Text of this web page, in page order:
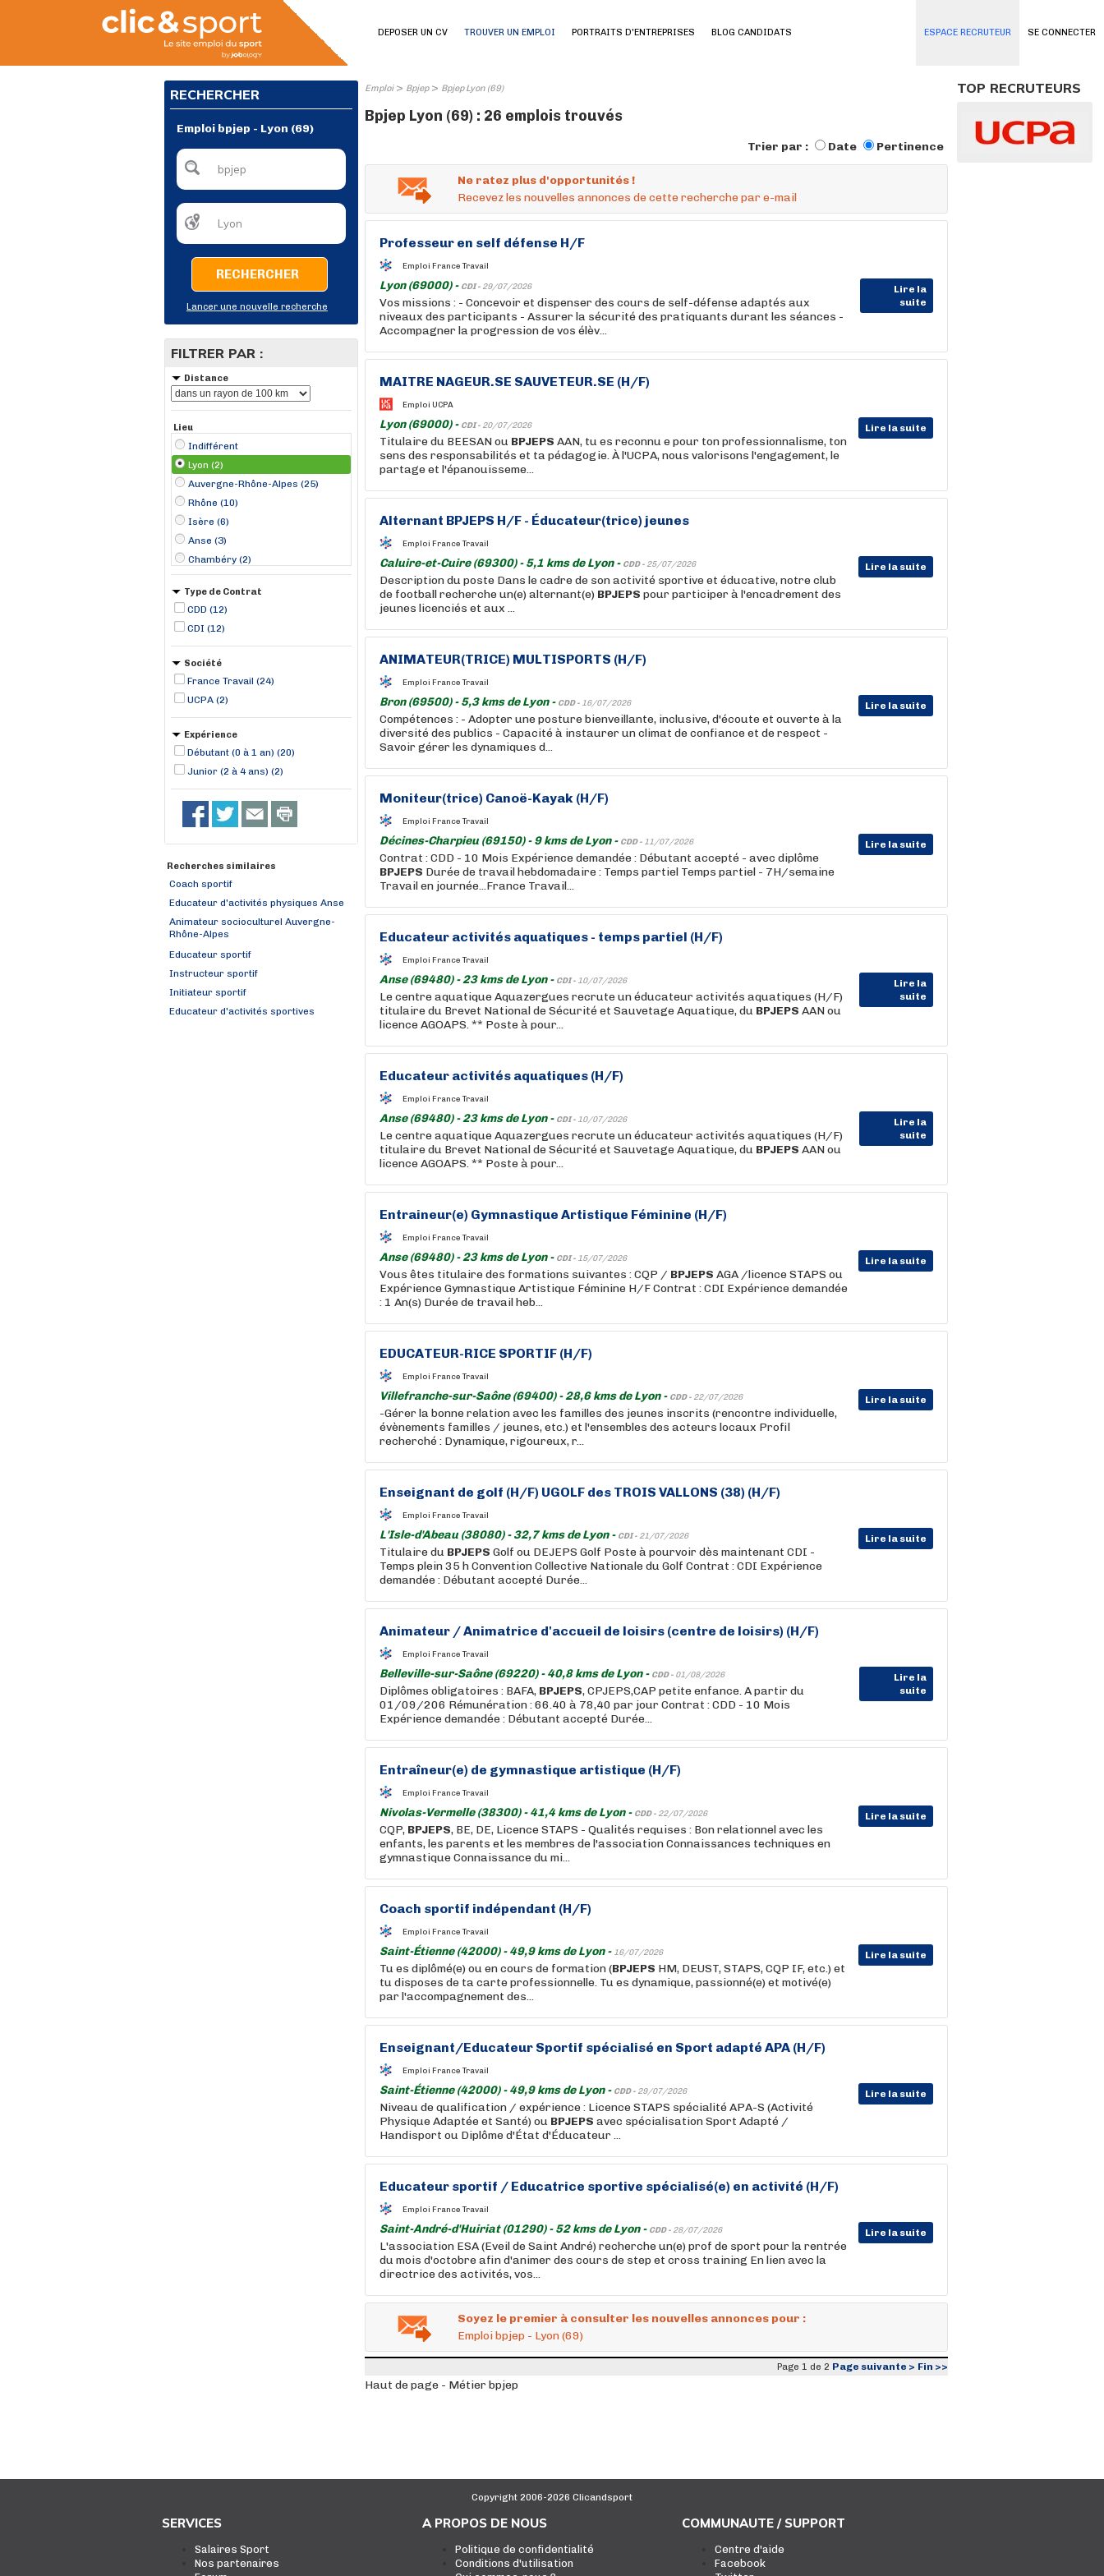
SE CONNECTER
DEPOSER UN CV TROUVER UN EMPLOI PORTRAITS D'ENTREPRISES BLOG CANDIDATS ESPACE RECRUTEUR
RECHERCHER
Emploi bpjep - Lyon (69)
RECHERCHER
Lancer une nouvelle recherche
FILTRER PAR :
Distance
Lieu
Indifférent
Lyon (2)
Auvergne-Rhône-Alpes (25)
Rhône (10)
Isère (6)
Anse (3)
Chambéry (2)
Saint-Étienne (2)
Bourgogne-Franche-Comté (1)
Aoste (1)
Belleville-sur-Saône (1)
Type de Contrat
CDD (12)
CDI (12)
Société
France Travail (24)
UCPA (2)
Expérience
Débutant (0 à 1 an) (20)
Junior (2 à 4 ans) (2)
Recherches similaires
Coach sportif
Educateur d'activités physiques Anse
Animateur socioculturel Auvergne-
Rhône-Alpes
Educateur sportif
Instructeur sportif
Initiateur sportif
Educateur d'activités sportives
Emploi> Bpjep> Bpjep Lyon (69)
Bpjep Lyon (69) : 26 emplois trouvés
Trier par : Date Pertinence
Ne ratez plus d'opportunités !
Recevez les nouvelles annonces de cette recherche par e-mail
Professeur en self défense H/F
Emploi France Travail
Lyon (69000) - CDI - 29/07/2026
Lire la
suite
Vos missions : - Concevoir et dispenser des cours de self-défense adaptés aux
niveaux des participants - Assurer la sécurité des pratiquants durant les séances -
Accompagner la progression de vos élèv...
MAITRE NAGEUR.SE SAUVETEUR.SE (H/F)
Emploi UCPA
Lyon (69000) - CDI - 20/07/2026 Lire la suite
Titulaire du BEESAN ou BPJEPS AAN, tu es reconnu e pour ton professionnalisme, ton
sens des responsabilités et ta pédagogie. À l'UCPA, nous valorisons l'engagement, le
partage et l'épanouisseme...
Alternant BPJEPS H/F - Éducateur(trice) jeunes
Emploi France Travail
Caluire-et-Cuire (69300) - 5,1 kms de Lyon - CDD - 25/07/2026 Lire la suite
Description du poste Dans le cadre de son activité sportive et éducative, notre club
de football recherche un(e) alternant(e) BPJEPS pour participer à l'encadrement des
jeunes licenciés et aux ...
ANIMATEUR(TRICE) MULTISPORTS (H/F)
Emploi France Travail
Bron (69500) - 5,3 kms de Lyon - CDD - 16/07/2026 Lire la suite
Compétences : - Adopter une posture bienveillante, inclusive, d'écoute et ouverte à la
diversité des publics - Capacité à instaurer un climat de confiance et de respect -
Savoir gérer les dynamiques d...
Moniteur(trice) Canoë-Kayak (H/F)
Emploi France Travail
Décines-Charpieu (69150) - 9 kms de Lyon - CDD - 11/07/2026 Lire la suite
Contrat : CDD - 10 Mois Expérience demandée : Débutant accepté - avec diplôme
BPJEPS Durée de travail hebdomadaire : Temps partiel Temps partiel - 7H/semaine
Travail en journée...France Travail...
Educateur activités aquatiques - temps partiel (H/F)
Emploi France Travail
Anse (69480) - 23 kms de Lyon - CDI - 10/07/2026
Lire la
suite
Le centre aquatique Aquazergues recrute un éducateur activités aquatiques (H/F)
titulaire du Brevet National de Sécurité et Sauvetage Aquatique, du BPJEPS AAN ou
licence AGOAPS. ** Poste à pour...
Educateur activités aquatiques (H/F)
Emploi France Travail
Anse (69480) - 23 kms de Lyon - CDI - 10/07/2026
Lire la
suite
Le centre aquatique Aquazergues recrute un éducateur activités aquatiques (H/F)
titulaire du Brevet National de Sécurité et Sauvetage Aquatique, du BPJEPS AAN ou
licence AGOAPS. ** Poste à pour...
Entraineur(e) Gymnastique Artistique Féminine (H/F)
Emploi France Travail
Anse (69480) - 23 kms de Lyon - CDI - 15/07/2026 Lire la suite
Vous êtes titulaire des formations suivantes : CQP / BPJEPS AGA /licence STAPS ou
Expérience Gymnastique Artistique Féminine H/F Contrat : CDI Expérience demandée
: 1 An(s) Durée de travail heb...
EDUCATEUR-RICE SPORTIF (H/F)
Emploi France Travail
Villefranche-sur-Saône (69400) - 28,6 kms de Lyon - CDD - 22/07/2026 Lire la suite
-Gérer la bonne relation avec les familles des jeunes inscrits (rencontre individuelle,
évènements familles / jeunes, etc.) et l'ensembles des acteurs locaux Profil
recherché : Dynamique, rigoureux, r...
Enseignant de golf (H/F) UGOLF des TROIS VALLONS (38) (H/F)
Emploi France Travail
L'Isle-d'Abeau (38080) - 32,7 kms de Lyon - CDI - 21/07/2026 Lire la suite
Titulaire du BPJEPS Golf ou DEJEPS Golf Poste à pourvoir dès maintenant CDI -
Temps plein 35 h Convention Collective Nationale du Golf Contrat : CDI Expérience
demandée : Débutant accepté Durée...
Animateur / Animatrice d'accueil de loisirs (centre de loisirs) (H/F)
Emploi France Travail
Belleville-sur-Saône (69220) - 40,8 kms de Lyon - CDD - 01/08/2026
Lire la
suite
Diplômes obligatoires : BAFA, BPJEPS, CPJEPS,CAP petite enfance. A partir du
01/09/206 Rémunération : 66.40 à 78,40 par jour Contrat : CDD - 10 Mois
Expérience demandée : Débutant accepté Durée...
Entraîneur(e) de gymnastique artistique (H/F)
Emploi France Travail
Nivolas-Vermelle (38300) - 41,4 kms de Lyon - CDD - 22/07/2026 Lire la suite
CQP, BPJEPS, BE, DE, Licence STAPS - Qualités requises : Bon relationnel avec les
enfants, les parents et les membres de l'association Connaissances techniques en
gymnastique Connaissance du mi...
Coach sportif indépendant (H/F)
Emploi France Travail
Saint-Étienne (42000) - 49,9 kms de Lyon - 16/07/2026 Lire la suite
Tu es diplômé(e) ou en cours de formation (BPJEPS HM, DEUST, STAPS, CQP IF, etc.) et
tu disposes de ta carte professionnelle. Tu es dynamique, passionné(e) et motivé(e)
par l'accompagnement des...
Enseignant/Educateur Sportif spécialisé en Sport adapté APA (H/F)
Emploi France Travail
Saint-Étienne (42000) - 49,9 kms de Lyon - CDD - 29/07/2026 Lire la suite
Niveau de qualification / expérience : Licence STAPS spécialité APA-S (Activité
Physique Adaptée et Santé) ou BPJEPS avec spécialisation Sport Adapté /
Handisport ou Diplôme d'État d'Éducateur ...
Educateur sportif / Educatrice sportive spécialisé(e) en activité (H/F)
Emploi France Travail
Saint-André-d'Huiriat (01290) - 52 kms de Lyon - CDD - 28/07/2026 Lire la suite
L'association ESA (Eveil de Saint André) recherche un(e) prof de sport pour la rentrée
du mois d'octobre afin d'animer des cours de step et cross training En lien avec la
directrice des activités, vos...
Soyez le premier à consulter les nouvelles annonces pour :
Emploi bpjep - Lyon (69)
Page 1 de 2 Page suivante > Fin >>
Haut de page - Métier bpjep
TOP RECRUTEURS
Copyright 2006-2026 Clicandsport
SERVICES
Salaires Sport
Nos partenaires
A PROPOS DE NOUS
Politique de confidentialité
Conditions d'utilisation
COMMUNAUTE / SUPPORT
Centre d'aide
Facebook